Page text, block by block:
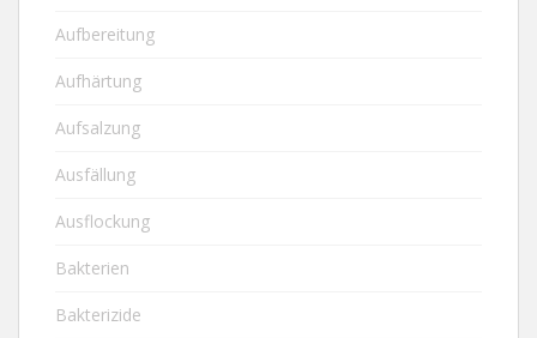
Aufbereitung
Aufhärtung
Aufsalzung
Ausfällung
Ausflockung
Bakterien
Bakterizide